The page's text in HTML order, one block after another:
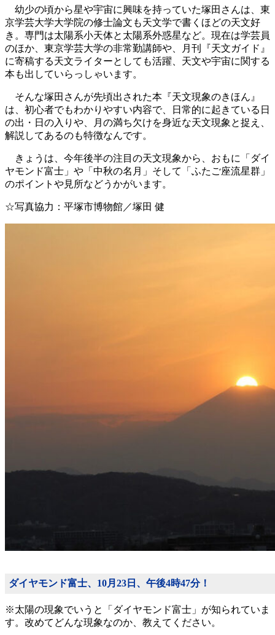
幼少の頃から星や宇宙に興味を持っていた塚田さんは、東
京学芸大学大学院の修士論文も天文学で書くほどの天文好
き。専門は太陽系小天体と太陽系外惑星など。現在は学芸員
のほか、東京学芸大学の非常勤講師や、月刊『天文ガイド』
に寄稿する天文ライターとしても活躍、天文や宇宙に関する
本も出していらっしゃいます。
そんな塚田さんが先頃出された本『天文現象のきほん』
は、初心者でもわかりやすい内容で、日常的に起きている日
の出・日の入りや、月の満ち欠けを身近な天文現象と捉え、
解説してあるのも特徴なんです。
きょうは、今年後半の注目の天文現象から、おもに「ダイ
ヤモンド富士」や「中秋の名月」そして「ふたご座流星群」
のポイントや見所などうかがいます。
☆写真協力：平塚市博物館／塚田 健
ダイヤモンド富士、10月23日、午後4時47分！
※太陽の現象でいうと「ダイヤモンド富士」が知られていま
す。改めてどんな現象なのか、教えてください。